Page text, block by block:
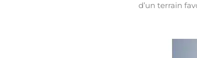
d’un terrain